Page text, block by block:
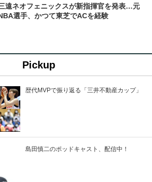
遠ネオフェニックスが新指揮官を発表…元
選手、かつて東芝でACを経験
Pickup
歴代MVPで振り返る「三井不動産カップ」
島田慎二のポッドキャスト、配信中！